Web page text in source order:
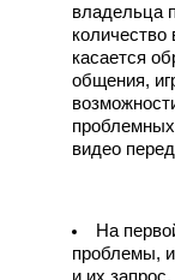
владельца
количество
касается
общения,
видео
На
проблемы,
и их